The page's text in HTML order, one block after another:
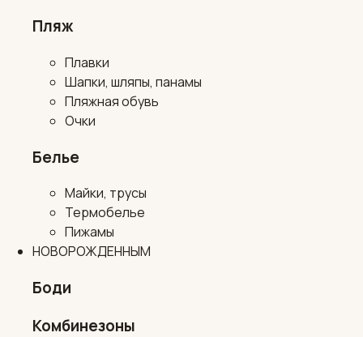
Пляж
Плавки
Шапки, шляпы, панамы
Пляжная обувь
Очки
Белье
Майки, трусы
Термобелье
Пижамы
НОВОРОЖДЕННЫМ
Боди
Комбинезоны